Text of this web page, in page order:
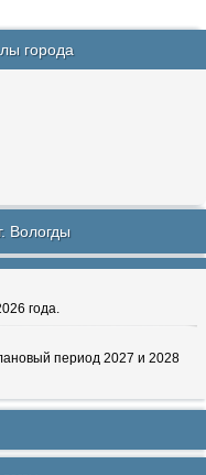
города
Вологды
года.
период 2027 и 2028